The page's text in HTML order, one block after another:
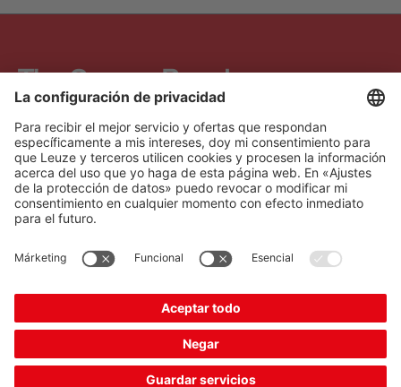
The Sensor People
Acceso rápido
Boletín de noticias
Síganos
Contacto
* Todos los precios se
especifican sin IVA más los
gastos de envío, a menos
Política de privacidad
Configuración de las
cookies
Condiciones generales